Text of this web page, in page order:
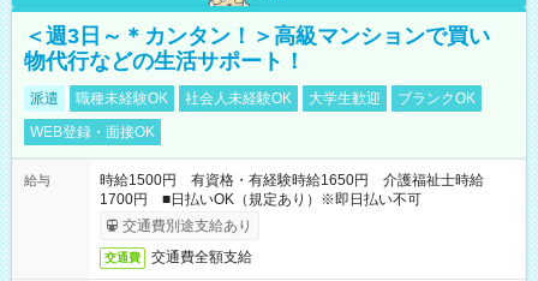
＜週3日～＊カンタン！＞高級マンションで買い
物代行などの生活サポート！
派遣 職種未経験OK 社会人未経験OK 大学生歓迎
ブランクOK
WEB登録・面接OK
給与
時給1500円 有資格・有経験時給1650円 介護福祉士時給
1700円 ■日払いOK（規定あり）※即日払い不可
交通費別途支給あり
交通費 交通費全額支給